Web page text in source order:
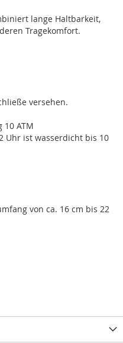
lange Haltbarkeit,
Tragekomfort.
versehen.
ATM
Uhr ist wasserdicht bis 10
von ca. 16 cm bis 22